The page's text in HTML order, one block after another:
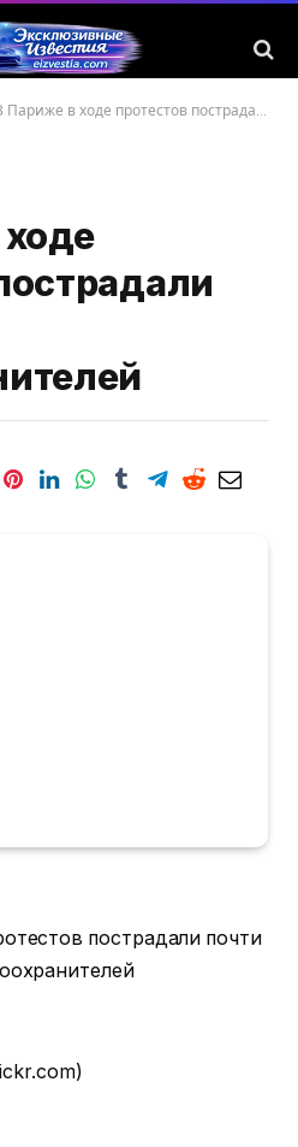
в ходе протестов пострадали почти 40 правоохранителей
com)